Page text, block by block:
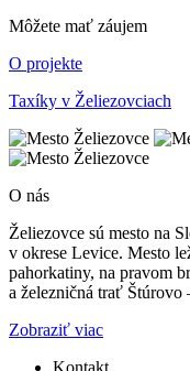
Môžete mať záujem
O projekte
Taxíky v Želiezovciach
O nás
Želiezovce sú mesto na
v okrese Levice. Mesto
pahorkatiny, na pravom
a železničná trať Štúrovo
Zobraziť viac